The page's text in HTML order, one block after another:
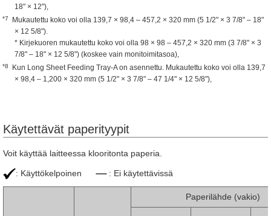
18" × 12"),
*7
Mukautettu koko voi olla 139,7 × 98,4 – 457,2 × 320 mm (5 1/2" × 3 7/8" – 18"
× 12 5/8").
* Kirjekuoren mukautettu koko voi olla 98 × 98 – 457,2 × 320 mm (3 7/8" × 3
7/8" – 18" × 12 5/8") (koskee vain monitoimitasoa),
*8
Kun Long Sheet Feeding Tray-A on asennettu. Mukautettu koko voi olla 139,7
× 98,4 – 1,200 × 320 mm (5 1/2" × 3 7/8" – 47 1/4" × 12 5/8"),
Käytettävät paperityypit
Voit käyttää laitteessa klooritonta paperia.
: Käyttökelpoinen : Ei käytettävissä
Paperilähde (vakio)